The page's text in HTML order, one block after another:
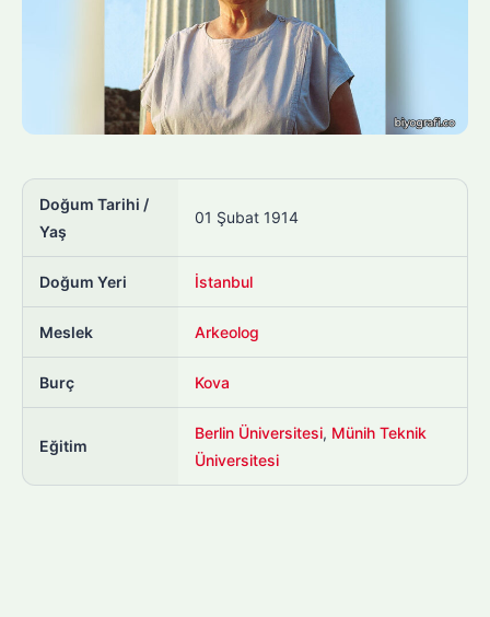
Doğum Tarihi /
Yaş
01 Şubat 1914
Doğum Yeri İstanbul
Meslek Arkeolog
Burç Kova
Eğitim
Berlin Üniversitesi, Münih Teknik
Üniversitesi